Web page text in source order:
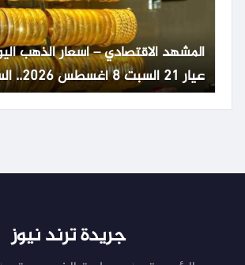
المشهد الاقتصادي – اسعار الذهب
عيار 21
تطورات عالمية
جريدة ترند نيوز